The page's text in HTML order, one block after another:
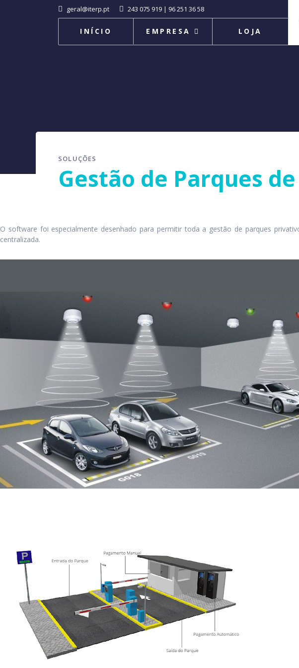
geral@iterp.pt 243 075 919 | 96 251 36 58
INÍCIO EMPRESA LOJA
SOLUÇÕES
Gestão de Parques
O software foi especialmente desenhado para permitir toda a gestão de parques
centralizada.